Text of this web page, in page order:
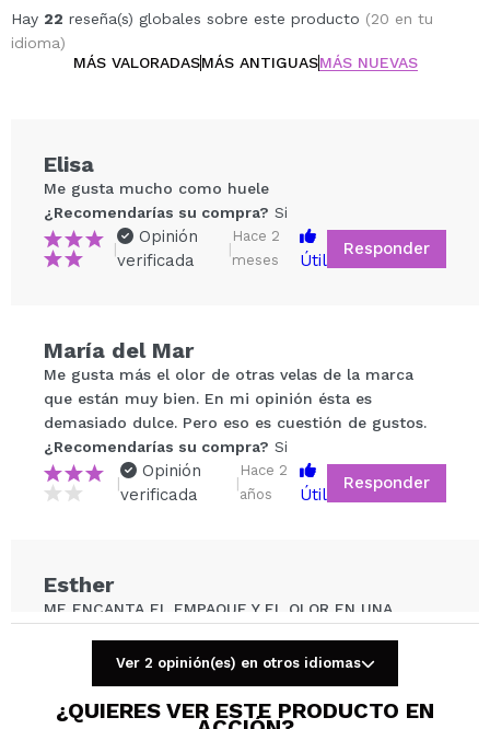
Hay 22 reseña(s) globales sobre este producto (20 en tu
idioma)
MÁS VALORADASMÁS ANTIGUASMÁS NUEVAS
Compartir un vídeo o una foto
Tu vídeo podría ser el primero. Imagínatelo...
¿Recomendarías su compra? Si No
5/5
Elisa
Me gusta mucho como huele
¿Recomendarías su compra? Si
|
Opinión
verificada
|
Hace 2
meses
Útil
Responder
María del Mar
Me gusta más el olor de otras velas de la marca
que están muy bien. En mi opinión ésta es
demasiado dulce. Pero eso es cuestión de gustos.
¿Recomendarías su compra? Si
|
Opinión
verificada
|
Hace 2
años
Útil
Responder
Esther
ME ENCANTA EL EMPAQUE Y EL OLOR EN UNA
SIRVE PARA ESPACIOS GRANDES
|
Opinión
|
Hace 3
Responder
Ver 2 opinión(es) en otros idiomas
¿QUIERES VER ESTE PRODUCTO EN